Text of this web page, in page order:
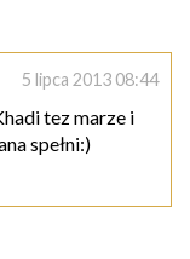
5 lipca 2013 08:44
tez marze i
spełni:)